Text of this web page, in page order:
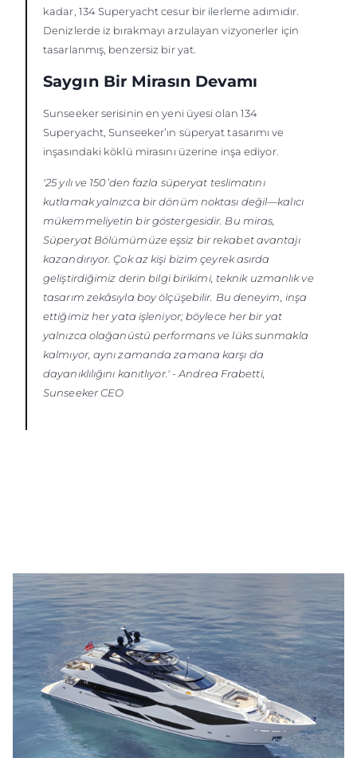
kadar, 134 Superyacht cesur bir ilerleme adımıdır.
Denizlerde iz bırakmayı arzulayan vizyonerler için
tasarlanmış, benzersiz bir yat.
Saygın Bir Mirasın Devamı
Sunseeker serisinin en yeni üyesi olan 134
Superyacht, Sunseeker’ın süperyat tasarımı ve
inşasındaki köklü mirasını üzerine inşa ediyor.
'25 yılı ve 150’den fazla süperyat teslimatını
kutlamak yalnızca bir dönüm noktası değil—kalıcı
mükemmeliyetin bir göstergesidir. Bu miras,
Süperyat Bölümümüze eşsiz bir rekabet avantajı
kazandırıyor. Çok az kişi bizim çeyrek asırda
geliştirdiğimiz derin bilgi birikimi, teknik uzmanlık ve
tasarım zekâsıyla boy ölçüşebilir. Bu deneyim, inşa
ettiğimiz her yata işleniyor; böylece her bir yat
yalnızca olağanüstü performans ve lüks sunmakla
kalmıyor, aynı zamanda zamana karşı da
dayanıklılığını kanıtlıyor.'-Andrea Frabetti,
Sunseeker CEO